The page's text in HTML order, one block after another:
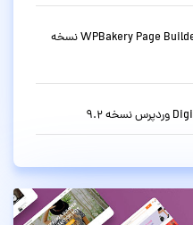
افزونه صفحه ساز و ویرایشگر دیداری WPBakery Page Builder نسخه